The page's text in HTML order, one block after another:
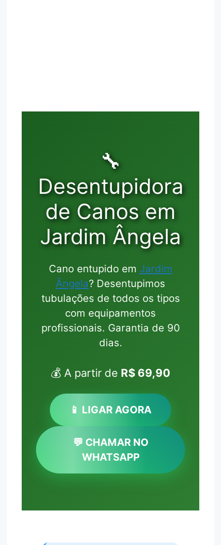
🔧
Desentupidora
de Canos em
Jardim Ângela
Cano entupido em Jardim
Ângela? Desentupimos
tubulações de todos os tipos
com equipamentos
profissionais. Garantia de 90
dias.
💰 A partir de R$ 69,90
📱 LIGAR AGORA
💬 CHAMAR NO
WHATSAPP